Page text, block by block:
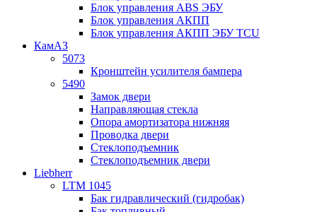
Блок управления ABS ЭБУ
Блок управления АКПП
Блок управления АКПП ЭБУ TCU
КамАЗ
5073
Кронштейн усилителя бампера
5490
Замок двери
Направляющая стекла
Опора амортизатора нижняя
Проводка двери
Стеклоподъемник
Стеклоподъемник двери
Liebherr
LTM 1045
Бак гидравлический (гидробак)